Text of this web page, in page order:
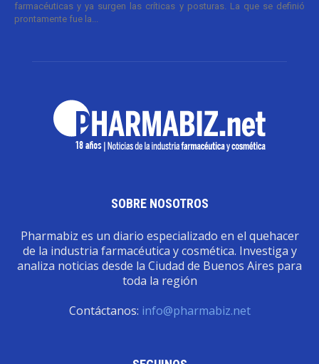
farmacéuticas y ya surgen las críticas y posturas. La que se definió
prontamente fue la...
SOBRE NOSOTROS
Pharmabiz es un diario especializado en el quehacer
de la industria farmacéutica y cosmética. Investiga y
analiza noticias desde la Ciudad de Buenos Aires para
toda la región
Contáctanos: info@pharmabiz.net